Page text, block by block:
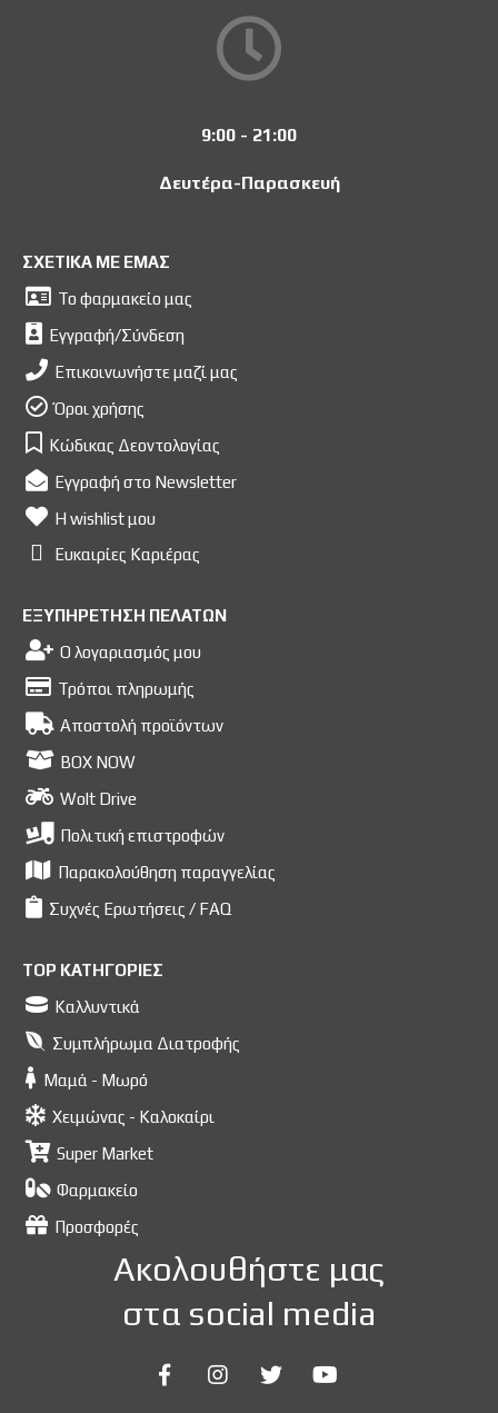
9:00 - 21:00
Δευτέρα-Παρασκευή
ΣΧΕΤΙΚΑ ΜΕ ΕΜΑΣ
Το φαρμακείο μας
Εγγραφή/Σύνδεση
Επικοινωνήστε μαζί μας
Όροι χρήσης
Κώδικας Δεοντολογίας
Εγγραφή στο Newsletter
Η wishlist μου
Ευκαιρίες Kαριέρας
ΕΞΥΠΗΡΕΤΗΣΗ ΠΕΛΑΤΩΝ
Ο λογαριασμός μου
Τρόποι πληρωμής
Αποστολή προϊόντων
BOX NOW
Wolt Drive
Πολιτική επιστροφών
Παρακολούθηση παραγγελίας
Συχνές Ερωτήσεις / FAQ
TOP ΚΑΤΗΓΟΡΙΕΣ
Καλλυντικά
Συμπλήρωμα Διατροφής
Μαμά - Μωρό
Χειμώνας - Καλοκαίρι
Super Market
Φαρμακείο
Προσφορές
Ακολουθήστε μας
στα social media